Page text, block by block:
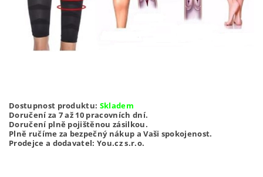
Dostupnost produktu: Skladem
Doručení za 7 až 10 pracovních dní.
Doručení plně pojištěnou zásilkou.
Plně ručíme za bezpečný nákup a Vaši spokojenost.
Prodejce a dodavatel: You.cz s.r.o.